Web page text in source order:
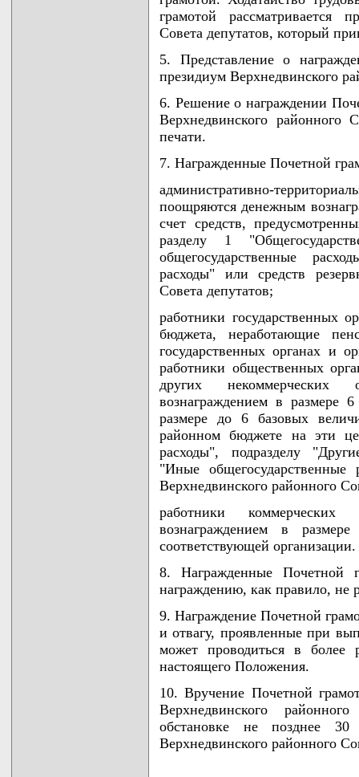
грамотой рассматривается
Совета депутатов, который
5. Представление о
президиум Верхнедвинского
6. Решение о награждении
Верхнедвинского районного
печати.
7. Награжденные Почетной
административно-
поощряются денежным
счет средств,
разделу 1
общегосударственные
расходы" или средств
Совета депутатов;
работники государственных
бюджета, неработающие
государственных органах и
работники общественных
других некоммерческих
вознаграждением в размере
размере до 6 базовых
районном бюджете на эти
расходы", подразделу
"Иные общегосударственные
Верхнедвинского районного
работники
вознаграждением в
соответствующей организации.
8. Награжденные Почетной
награждению, как правило, не
9. Награждение Почетной
и отвагу, проявленные при
может проводиться в
настоящего Положения.
10. Вручение Почетной
Верхнедвинского
обстановке не позднее
Верхнедвинского районного